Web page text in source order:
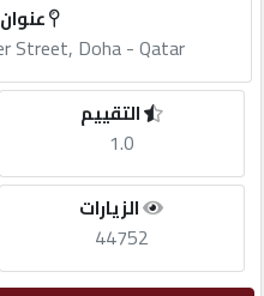
أضف
مطلوب
طلب
Street, Doha - Qatar
التقييم
1.0
الزيارات
44752